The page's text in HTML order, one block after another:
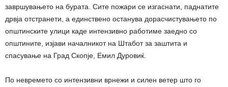
завршувањето на бурата. Сите пожари се изгаснати, паднатите
дрвја отстранети, а единствено останува дорасчистувањето по
општинските улици каде интензивно работиме заедно со
општините, изјави началникот на Штабот за заштита и
спасување на Град Скопје, Емил Дуровиќ.
По невремето со интензивни врнежи и силен ветер што го